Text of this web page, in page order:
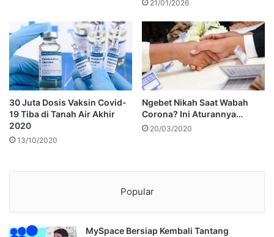
21/01/2026
30 Juta Dosis Vaksin Covid-
19 Tiba di Tanah Air Akhir
2020
13/10/2020
Ngebet Nikah Saat Wabah
Corona? Ini Aturannya…
20/03/2020
Popular
MySpace Bersiap Kembali Tantang